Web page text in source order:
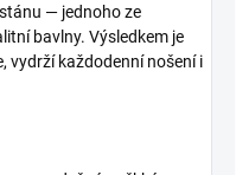
— jednoho ze
bavlny. Výsledkem je
vydrží každodenní nošení i